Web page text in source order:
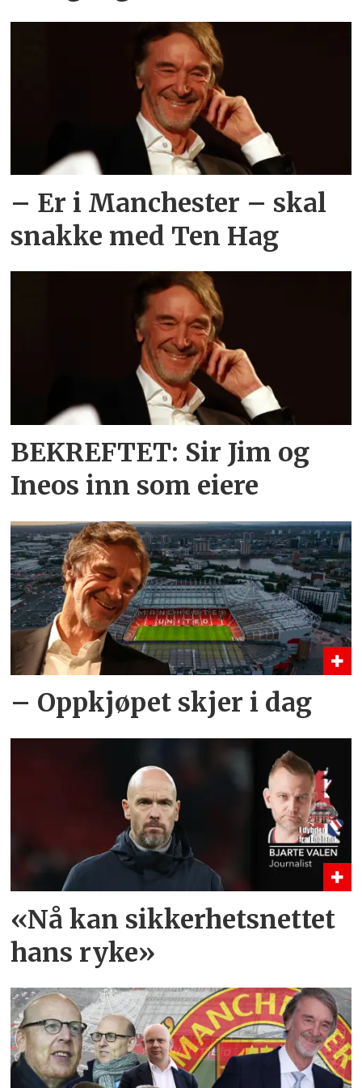
– Er i Manchester – skal
snakke med Ten Hag
BEKREFTET: Sir Jim og
Ineos inn som eiere
– Oppkjøpet skjer i dag
«Nå kan sikkerhetsnettet
hans ryke»